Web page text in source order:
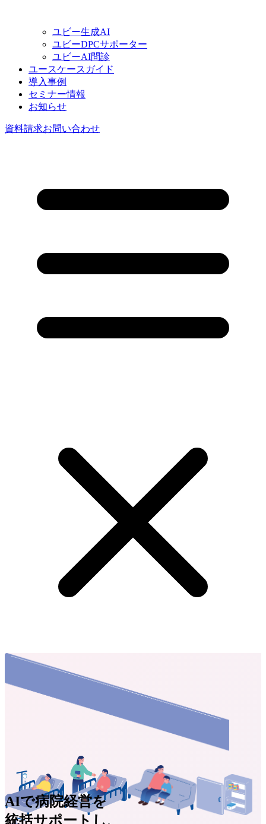
ユビー生成AI
ユビーDPCサポーター
ユビーAI問診
ユースケースガイド
導入事例
セミナー情報
お知らせ
資料請求お問い合わせ
AIで病院経営を
統括サポートし、